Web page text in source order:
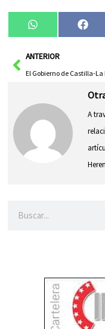
Compartir
en
WhatsApp
en
AntANTERIOR
A